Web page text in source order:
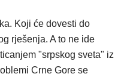
Koji će dovesti do
rješenja. A to ne ide
"srpskog sveta" iz
Crne Gore se